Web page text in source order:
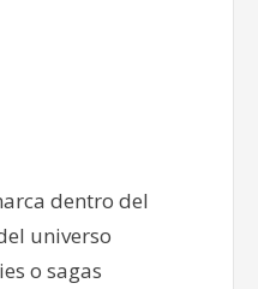
dentro del
universo
o sagas